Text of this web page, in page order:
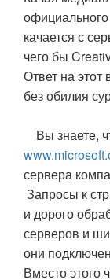
официального
качается с
чего бы
Ответ на этот
без обилия
Вы знаете,
сервера
Запросы к
и дорого
серверов и
они
Вместо этого